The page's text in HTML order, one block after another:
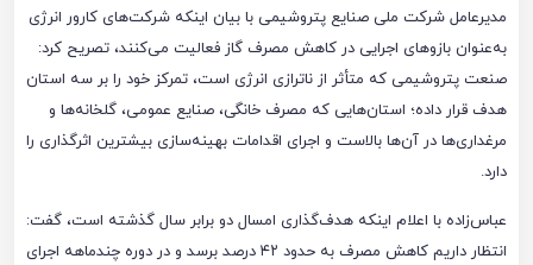
مدیرعامل شرکت ملی صنایع پتروشیمی با بیان اینکه شرکت‌های کارور انرژی
به‌عنوان بازوهای اجرایی در کاهش مصرف گاز فعالیت می‌کنند، تصریح کرد:
صنعت پتروشیمی که متأثر از ناترازی انرژی است، تمرکز خود را بر سه استان
هدف قرار داده؛ استان‌هایی که مصرف خانگی، صنایع عمومی، گلخانه‌ها و
مرغداری‌ها در آن‌ها بالاست و اجرای اقدامات بهینه‌سازی بیشترین اثرگذاری را
دارد.
عباس‌زاده با اعلام اینکه هدف‌گذاری امسال دو برابر سال گذشته است، گفت:
انتظار داریم کاهش مصرف به حدود ۴۲ درصد برسد و در دوره چندماهه اجرای